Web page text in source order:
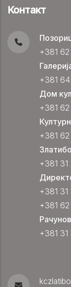
Контакт
+381
+381
Дом
+381
+381
+381
+381 31
+381
+381